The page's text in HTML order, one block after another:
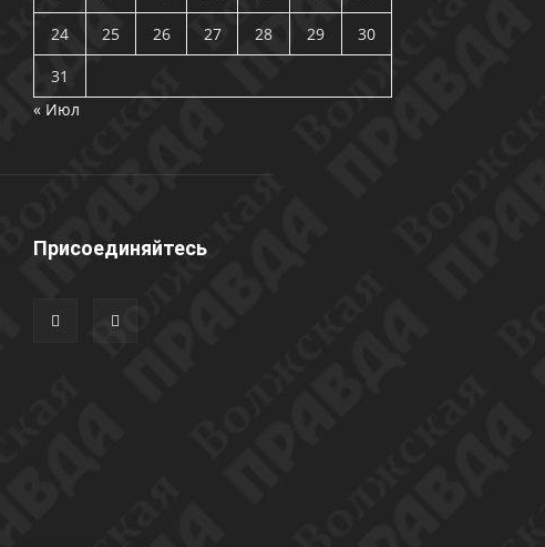
24
25 26 27 28 29
30
31
« Июл
Присоединяйтесь